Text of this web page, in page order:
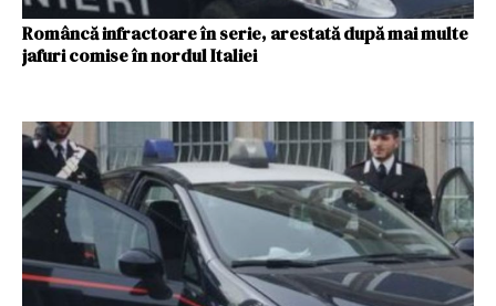
Româncă infractoare în serie, arestată după mai multe
jafuri comise în nordul Italiei